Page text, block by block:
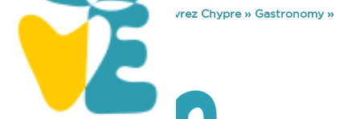
You are here:Home» Découvrez Chypre» Gastronomy»
NAPA TAVERN
NAPA TAVERN